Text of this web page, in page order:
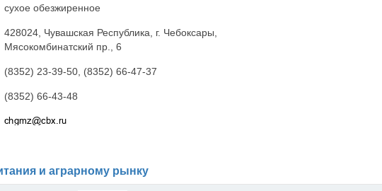
сухое обезжиренное
428024, Чувашская Республика, г. Чебоксары,
Мясокомбинатский пр., 6
(8352) 23-39-50, (8352) 66-47-37
(8352) 66-43-48
и аграрному рынку